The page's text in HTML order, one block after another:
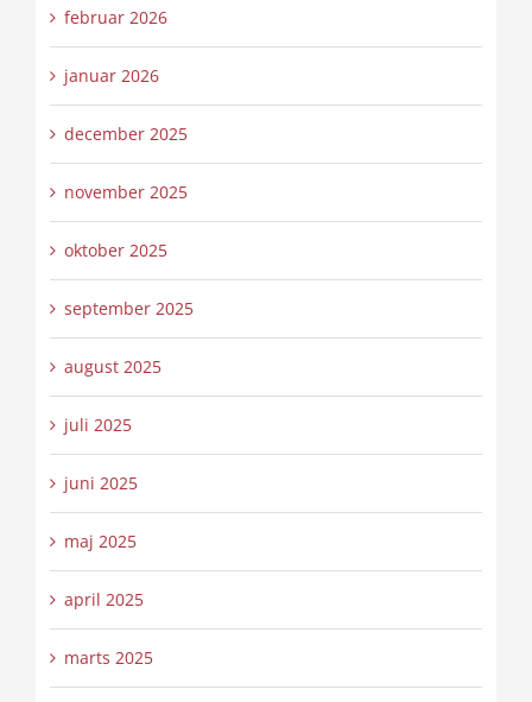
februar 2026
januar 2026
december 2025
november 2025
oktober 2025
september 2025
august 2025
juli 2025
juni 2025
maj 2025
april 2025
marts 2025